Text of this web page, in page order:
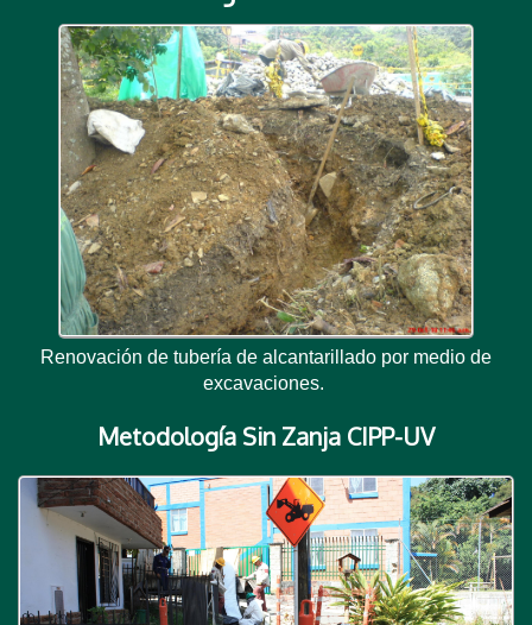
Renovación de tubería de alcantarillado por medio de
excavaciones.
Metodología Sin Zanja CIPP-UV